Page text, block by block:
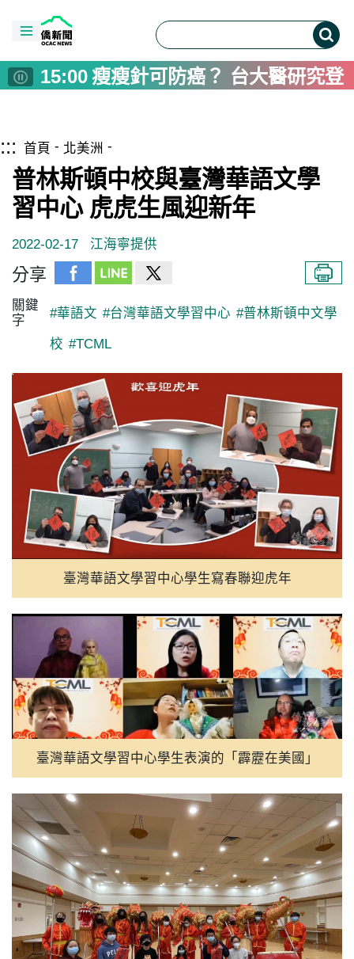
:::僑務電子報首頁
18:00
「2026海線潮旅行」開放報
16:00
Taiwan delegation attends
15:00瘦瘦針可防癌？ 台大醫研究登
10:00作家王聰威用文字打造共享
08:00彰化警用裝備大升級 採購82
08:00 US Diplomat Calls Taiwan
07:00
高雄與日本青森陸奧市簽
06:00
十三行博物館雙軌考古體驗
18:00
「2026海線潮旅行」開放報
15:00瘦瘦針可防癌？ 台大醫研究登
14:00婦人反覆感冒確診口咽癌 醫
12:00屏東推父親節遊程 山海藝文、
10:00作家王聰威用文字打造共享
08:00彰化警用裝備大升級 採購82
08:00US Diplomat Calls Taiwan
07:00 高雄與日本青森陸奧市簽
06:00十三行博物館雙軌考古體驗
首頁 北美洲
普林斯頓中校與臺灣華語文學
習中心 虎虎生風迎新年
2022-02-17 江海寧提供
分享
關鍵
字
#華語文 #台灣華語文學習中心 #普林斯頓中文學
校 #TCML
臺灣華語文學習中心學生寫春聯迎虎年
臺灣華語文學習中心學生表演的「霹靂在美國」